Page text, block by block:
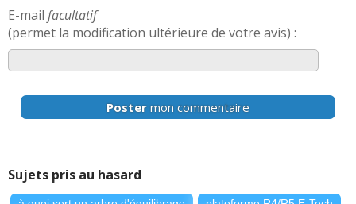
E-mail facultatif
(permet la modification ultérieure de votre avis) :
Poster mon commentaire
Sujets pris au hasard